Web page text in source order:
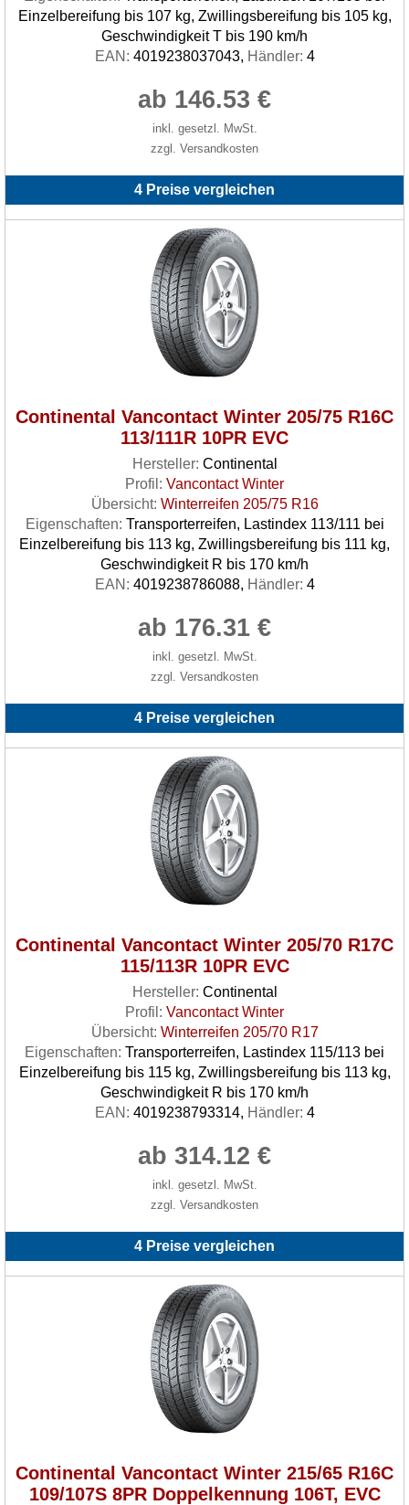
Einzelbereifung bis 107 kg, Zwillingsbereifung bis 105 kg,
Geschwindigkeit T bis 190 km/h
EAN: 4019238037043, Händler: 4
ab 146.53 €
inkl. gesetzl. MwSt.
zzgl. Versandkosten
4 Preise vergleichen
Continental Vancontact Winter 205/75 R16C
113/111R 10PR EVC
Hersteller: Continental
Profil: Vancontact Winter
Übersicht: Winterreifen 205/75 R16
Eigenschaften: Transporterreifen, Lastindex 113/111 bei
Einzelbereifung bis 113 kg, Zwillingsbereifung bis 111 kg,
Geschwindigkeit R bis 170 km/h
EAN: 4019238786088, Händler: 4
ab 176.31 €
inkl. gesetzl. MwSt.
zzgl. Versandkosten
4 Preise vergleichen
Continental Vancontact Winter 205/70 R17C
115/113R 10PR EVC
Hersteller: Continental
Profil: Vancontact Winter
Übersicht: Winterreifen 205/70 R17
Eigenschaften: Transporterreifen, Lastindex 115/113 bei
Einzelbereifung bis 115 kg, Zwillingsbereifung bis 113 kg,
Geschwindigkeit R bis 170 km/h
EAN: 4019238793314, Händler: 4
ab 314.12 €
inkl. gesetzl. MwSt.
zzgl. Versandkosten
4 Preise vergleichen
Continental Vancontact Winter 215/65 R16C
109/107S 8PR Doppelkennung 106T, EVC